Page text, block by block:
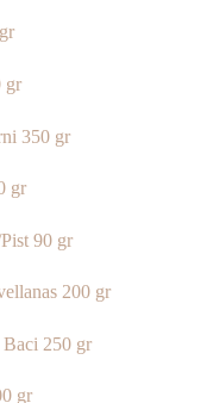
gr
350 gr
gr
90 gr
200 gr
Baci 250 gr
gr